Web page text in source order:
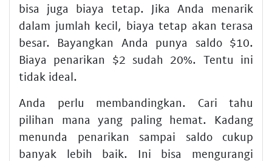
bisa juga biaya tetap. Jika Anda menarik
dalam jumlah kecil, biaya tetap akan terasa
besar. Bayangkan Anda punya saldo $10.
Biaya penarikan $2 sudah 20%. Tentu ini
tidak ideal.
Anda perlu membandingkan. Cari tahu
pilihan mana yang paling hemat. Kadang
menunda penarikan sampai saldo cukup
banyak lebih baik. Ini bisa mengurangi